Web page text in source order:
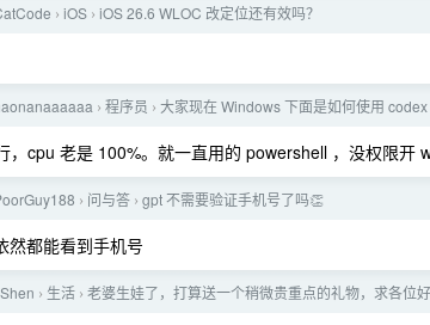
› iOS › iOS 26.6 WLOC 改定位还有效吗？
› 程序员 › 大家现在 Windows 下面是如何使用
，cpu 老是 100%。就一直用的 powershell ，没权限开
› 问与答 › gpt 不需要验证手机号了吗👏
然都能看到手机号
› 生活 › 老婆生娃了，打算送一个稍微贵重点的礼物，求各位好